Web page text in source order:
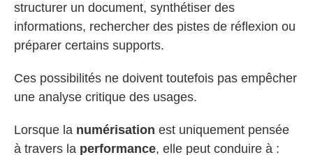
structurer un document, synthétiser des
informations, rechercher des pistes de réflexion ou
préparer certains supports.
Ces possibilités ne doivent toutefois pas empêcher
une analyse critique des usages.
Lorsque la numérisation est uniquement pensée
à travers la performance, elle peut conduire à :